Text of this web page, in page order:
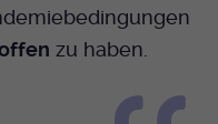
zu haben.
Cookies wird
1 Monat.
der Cookie Opt-In